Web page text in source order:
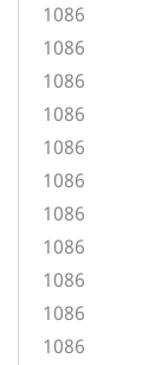
1086
1086
1086
1086
1086
1086
1086
1086
1086
1086
1086